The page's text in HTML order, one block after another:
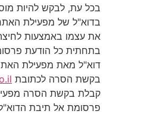
בכל עת, לבקש להיות מוסר מרשימת
בדוא"ל של מפעילת האתר. המשתמש
את עצמו באמצעות לחיצה על
בתחתית כל הודעת פרסומת
דוא"ל מאת מפעילת האתר או
בקשת הסרה לכתובת
קבלת בקשת הסרה מפעילת האתר
פרסומת אל תיבת הדוא"ל ממנה